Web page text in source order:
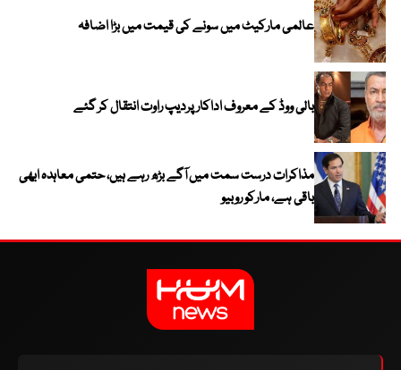
عالمی مارکیٹ میں سونے کی قیمت میں بڑا اضافہ
بالی ووڈ کے معروف اداکار پردیپ راوت انتقال کر گئے
مذاکرات درست سمت میں آگے بڑھ رہے ہیں، حتمی معاہدہ ابھی
باقی ہے، مارکو روبیو